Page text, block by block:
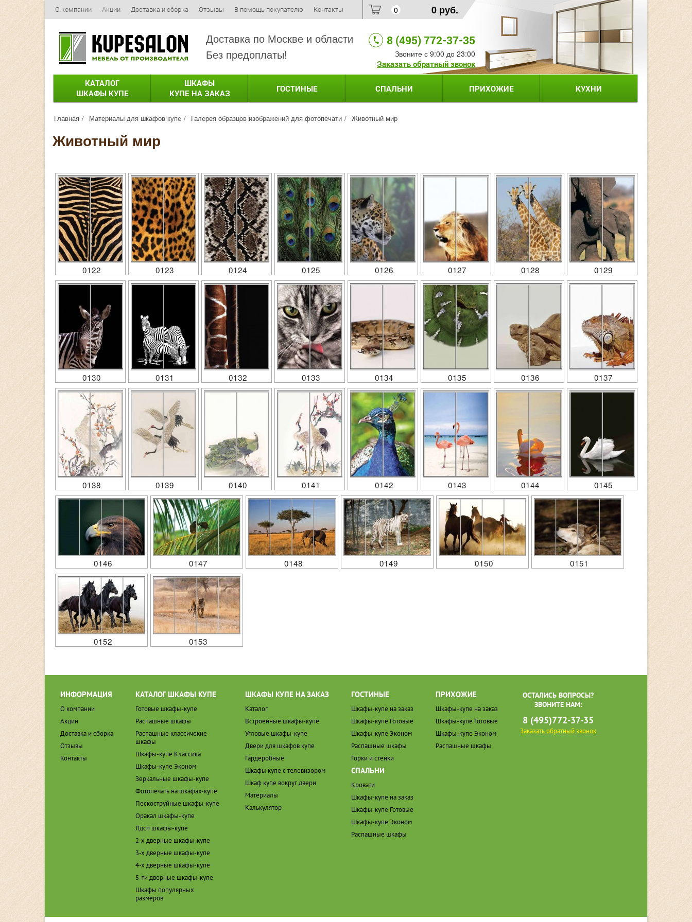
О компании Акции Доставка и сборка Отзывы В помощь покупателю Контакты 0 0 руб.
Доставка по Москве и области
Без предоплаты!
8 (495) 772-37-35
Звоните с 9:00 до 23:00
Заказать обратный звонок
КАТАЛОГ
ШКАФЫ КУПЕ
ШКАФЫ
КУПЕ НА ЗАКАЗ
ГОСТИНЫЕ СПАЛЬНИ ПРИХОЖИЕ КУХНИ
Главная Материалы для шкафов купе Галерея образцов изображений для фотопечати Животный мир
Животный мир
0122 0123 0124 0125 0126 0127 0128 0129
0130 0131 0132 0133 0134 0135 0136 0137
0138 0139 0140 0141 0142 0143 0144 0145
0146 0147 0148 0149 0150 0151
0152 0153
ИНФОРМАЦИЯ
О компании
Акции
Доставка и сборка
Отзывы
Контакты
КАТАЛОГ ШКАФЫ КУПЕ
Готовые шкафы-купе
Распашные шкафы
Распашные классичекие
шкафы
Шкафы-купе Классика
Шкафы-купе Эконом
Зеркальные шкафы-купе
Фотопечать на шкафах-купе
Пескоструйные шкафы-купе
Оракал шкафы-купе
Лдсп шкафы-купе
2-х дверные шкафы-купе
3-х дверные шкафы-купе
4-х дверные шкафы-купе
5-ти дверные шкафы-купе
Шкафы популярных
размеров
ШКАФЫ КУПЕ НА ЗАКАЗ
Каталог
Встроенные шкафы-купе
Угловые шкафы-купе
Двери для шкафов купе
Гардеробные
Шкафы купе с телевизором
Шкаф купе вокруг двери
Материалы
Калькулятор
ГОСТИНЫЕ
Шкафы-купе на заказ
Шкафы-купе Готовые
Шкафы-купе Эконом
Распашные шкафы
Горки и стенки
СПАЛЬНИ
Кровати
Шкафы-купе на заказ
Шкафы-купе Готовые
Шкафы-купе Эконом
Распашные шкафы
ПРИХОЖИЕ
Шкафы-купе на заказ
Шкафы-купе Готовые
Шкафы-купе Эконом
Распашные шкафы
ОСТАЛИСЬ ВОПРОСЫ?
ЗВОНИТЕ НАМ:
8 (495)772-37-35
Заказать обратный звонок